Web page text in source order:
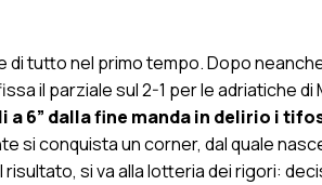
di tutto nel primo tempo. Dopo
il parziale sul 2-1 per le adriatiche
a 6” dalla fine manda in delirio i
si conquista un corner, dal quale
si va alla lotteria dei rigori: